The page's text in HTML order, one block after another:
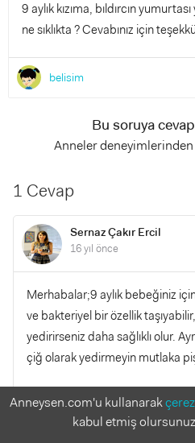
9 aylık kızıma, bıldırcın
ne sıklıkta ? Cevabınız için
belisim
Bu soruya
Anneler
1 Cevap
Sernaz Çakır Ercil
16 yıl önce
Merhabalar;9 aylık bebeğiniz
ve bakteriyel bir özellik
yedirirseniz daha sağlıklı olur.
çiğ olarak yedirmeyin mutlaka
0 0
Anneysen.com'u kullanarak
kabul etmiş